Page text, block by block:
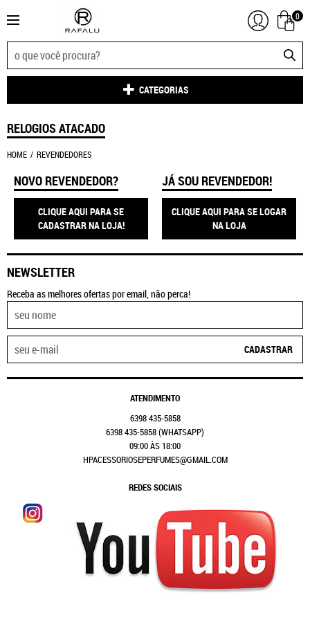
0
CATEGORIAS
RELOGIOS ATACADO
HOME REVENDEDORES
NOVO REVENDEDOR?
CLIQUE AQUI PARA SE
CADASTRAR NA LOJA!
JÁ SOU REVENDEDOR!
CLIQUE AQUI PARA SE LOGAR
NA LOJA
NEWSLETTER
Receba as melhores ofertas por email, não perca!
CADASTRAR
ATENDIMENTO
6398435-5858
6398435-5858(WHATSAPP)
09:00 ÀS 18:00
HPACESSORIOSEPERFUMES@GMAIL.COM
REDES SOCIAIS